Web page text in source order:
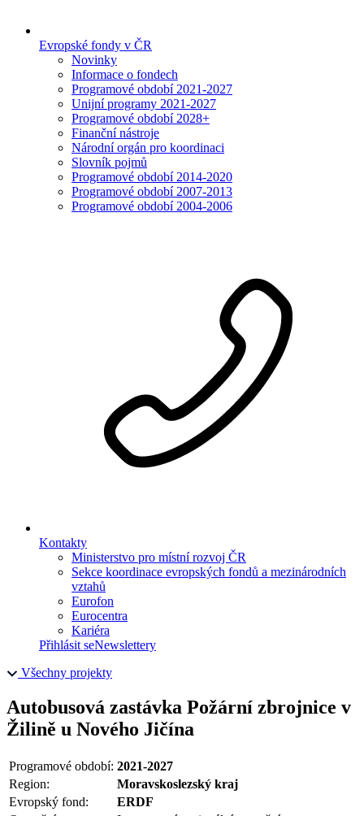
Evropské fondy v ČR
Novinky
Informace o fondech
Programové období 2021-2027
Unijní programy 2021-2027
Programové období 2028+
Finanční nástroje
Národní orgán pro koordinaci
Slovník pojmů
Programové období 2014-2020
Programové období 2007-2013
Programové období 2004-2006
Kontakty
Ministerstvo pro místní rozvoj ČR
Sekce koordinace evropských fondů a mezinárodních
vztahů
Eurofon
Eurocentra
Kariéra
Přihlásit seNewslettery
Všechny projekty
Autobusová zastávka Požární zbrojnice v
Žilině u Nového Jičína
Programové období: 2021-2027
Region:
Moravskoslezský kraj
Evropský fond:
ERDF